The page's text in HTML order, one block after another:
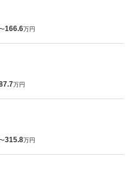
166.6万円
万円
315.8万円